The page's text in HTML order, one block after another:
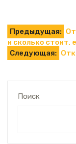
по
Предыдущая:
и сколько стоит,
Следующая:
Поиск